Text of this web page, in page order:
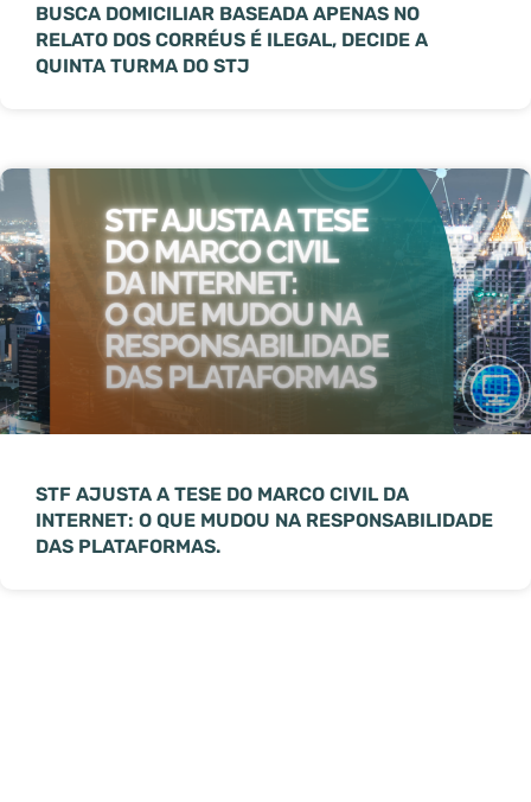
BUSCA DOMICILIAR BASEADA APENAS NO
RELATO DOS CORRÉUS É ILEGAL, DECIDE A
QUINTA TURMA DO STJ
STF AJUSTA A TESE DO MARCO CIVIL DA
INTERNET: O QUE MUDOU NA RESPONSABILIDADE
DAS PLATAFORMAS.